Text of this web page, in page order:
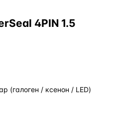
4PIN 1.5
(галоген / ксенон / LED)